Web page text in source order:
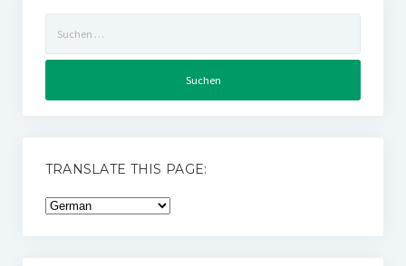
nach:
TRANSLATE THIS PAGE: